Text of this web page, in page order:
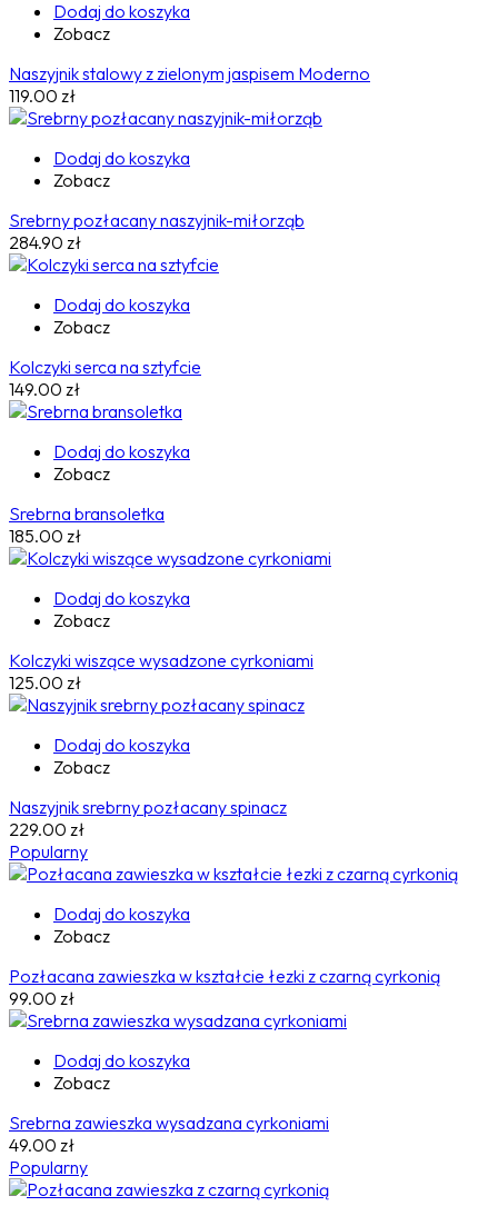
Dodaj do koszyka
Zobacz
Naszyjnik stalowy z zielonym jaspisem Moderno
119.00 zł
Dodaj do koszyka
Zobacz
Srebrny pozłacany naszyjnik-miłorząb
284.90 zł
Dodaj do koszyka
Zobacz
Kolczyki serca na sztyfcie
149.00 zł
Dodaj do koszyka
Zobacz
Srebrna bransoletka
185.00 zł
Dodaj do koszyka
Zobacz
Kolczyki wiszące wysadzone cyrkoniami
125.00 zł
Dodaj do koszyka
Zobacz
Naszyjnik srebrny pozłacany spinacz
229.00 zł
Popularny
Dodaj do koszyka
Zobacz
Pozłacana zawieszka w kształcie łezki z czarną cyrkonią
99.00 zł
Dodaj do koszyka
Zobacz
Srebrna zawieszka wysadzana cyrkoniami
49.00 zł
Popularny